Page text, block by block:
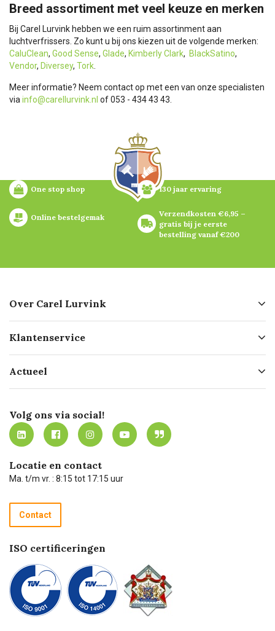
Breed assortiment met veel keuze en merken
Bij Carel Lurvink hebben we een ruim assortinment aan
luchtverfrissers. Zo kunt u bij ons kiezen uit de volgende merken:
CaluClean, Good Sense, Glade, Kimberly Clark, BlackSatino,
Vendor, Diversey, Tork
Meer informatie? Neem contact op met een van onze specialisten
via info@carellurvink.nl of 053 - 434 43 43.
One stop shop 130 jaar ervaring
Online bestelgemak
Verzendkosten €6,95 –
gratis bij je eerste
bestelling vanaf €200
Over Carel Lurvink
Geschiedenis
Missie
Certificering
Werken bij Carel Lurvink
MVO
Klantenservice
Bezorgen
Mijn Carel Lurvink
Mijn Carel Lurvink instructievideo's
Carel Lurvink App
Hulp op afstand
Technische dienst
Recycle programma
Betalen
Actueel
Innovation LAB
Tevreden klanten
Carel Lurvink Blog
Carel de podcast
Volg ons via social!
Locatie en contact
Ma. t/m vr. : 8:15 tot 17:15 uur
Contact
ISO certificeringen